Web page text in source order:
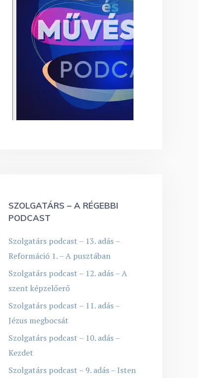
SZOLGATÁRS – A RÉGEBBI
PODCAST
Szolgatárs podcast – 13. adás –
Reformáció 1. – A pusztában
Szolgatárs podcast – 12. adás – A
szent képzelőerő
Szolgatárs podcast – 11. adás –
Jézus megbocsát
Szolgatárs podcast – 10. adás –
Kezdet
Szolgatárs podcast – 9. adás – Isten